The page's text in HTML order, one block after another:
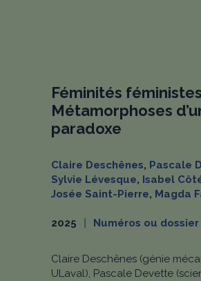
Féminités
Métamorphoses
paradoxe
Claire Deschênes, Pascale
Sylvie Lévesque, Isabel
Josée Saint-Pierre, Magda
2025 Numéros ou
Claire Deschênes (génie
ULaval), Pascale Devette